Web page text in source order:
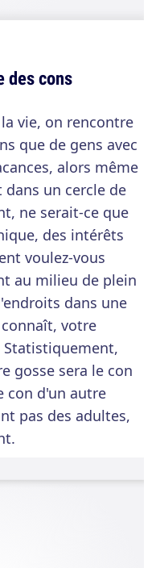
des cons
vie, on rencontre
que de gens avec
alors même
un cercle de
ne serait-ce que
des intérêts
voulez-vous
au milieu de plein
dans une
votre
Statistiquement,
gosse sera le con
con d'un autre
pas des adultes,